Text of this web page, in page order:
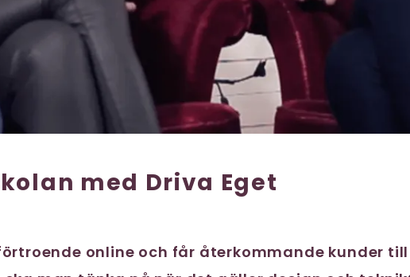
med Driva Eget
online och får återkommande kunder till